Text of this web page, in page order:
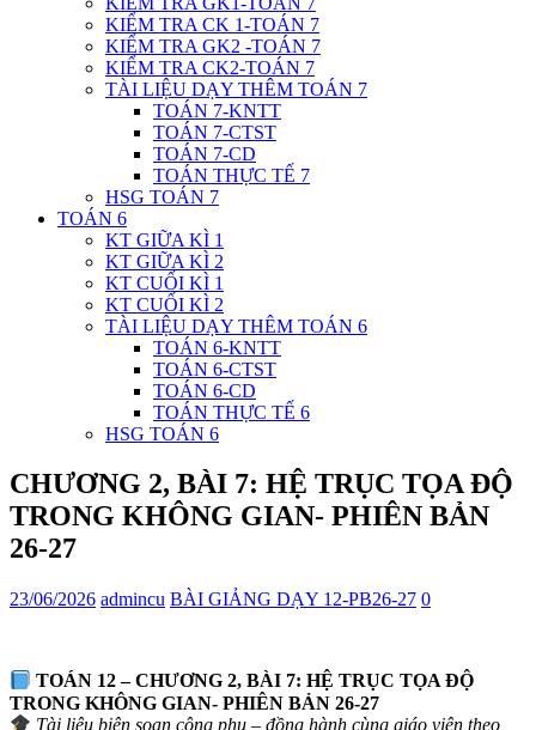
KIỂM TRA CK 1-TOÁN 7
KIỂM TRA GK2 -TOÁN 7
KIỂM TRA CK2-TOÁN 7
TÀI LIỆU DẠY THÊM TOÁN 7
TOÁN 7-KNTT
TOÁN 7-CTST
TOÁN 7-CD
TOÁN THỰC TẾ 7
HSG TOÁN 7
TOÁN 6
KT GIỮA KÌ 1
KT GIỮA KÌ 2
KT CUỐI KÌ 1
KT CUỐI KÌ 2
TÀI LIỆU DẠY THÊM TOÁN 6
TOÁN 6-KNTT
TOÁN 6-CTST
TOÁN 6-CD
TOÁN THỰC TẾ 6
HSG TOÁN 6
CHƯƠNG 2, BÀI 7: HỆ TRỤC TỌA ĐỘ
TRONG KHÔNG GIAN- PHIÊN BẢN
26-27
23/06/2026 admincu BÀI GIẢNG DẠY 12-PB26-27 0
TOÁN 12 – CHƯƠNG 2, BÀI 7: HỆ TRỤC TỌA ĐỘ
TRONG KHÔNG GIAN- PHIÊN BẢN 26-27
Tài liệu biên soạn công phu – đồng hành cùng giáo viên theo